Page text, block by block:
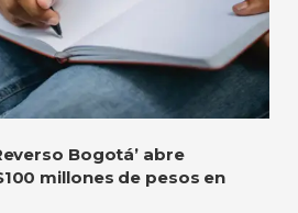
Bogotá’ abre
millones de pesos en